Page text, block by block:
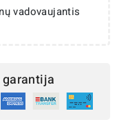
vadovaujantis